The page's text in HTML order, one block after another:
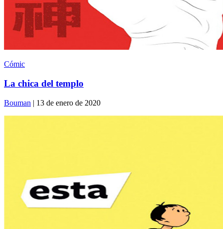
Cómic
La chica del templo
Bouman | 13 de enero de 2020